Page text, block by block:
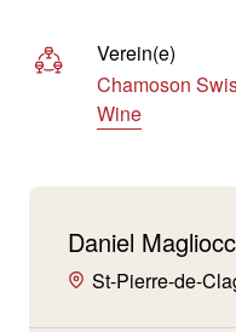
Verein(e)
Chamoson
Wine
Daniel
St-Pierre-de-